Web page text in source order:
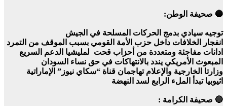
🔵 صحيفة الوطن:
توجيه سيادي بدمج الحركات المسلحة في الجيش
انفجار الخلافات داخل حزب الأمة القومي بسبب الموقف من التمرد
ادانات مفاجئة ومتعددة من أحزاب قحت لمليشيا الدعم السريع
المبعوث الأمريكي يندد بالانتهاكات في حق نساء السودان
وزارتا الخارجية والإعلام تهاجمان قناة “سكاي نيوز” الإماراتية
اثيوبيا تبدأ الملء الرابع لسد النهضة
🔵 صحيفة الكرامة :